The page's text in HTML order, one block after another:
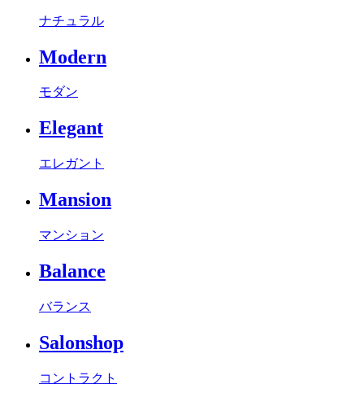
ナチュラル
Modern
モダン
Elegant
エレガント
Mansion
マンション
Balance
バランス
Salonshop
コントラクト